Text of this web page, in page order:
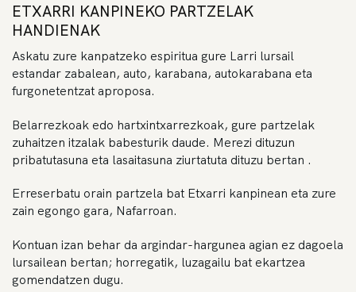
ETXARRI KANPINEKO PARTZELAK
HANDIENAK
Askatu zure kanpatzeko espiritua gure Larri lursail
estandar zabalean, auto, karabana, autokarabana eta
furgonetentzat aproposa.
Belarrezkoak edo hartxintxarrezkoak, gure partzelak
zuhaitzen itzalak babesturik daude. Merezi dituzun
pribatutasuna eta lasaitasuna ziurtatuta dituzu bertan .
Erreserbatu orain partzela bat Etxarri kanpinean eta zure
zain egongo gara, Nafarroan.
Kontuan izan behar da argindar-hargunea agian ez dagoela
lursailean bertan; horregatik, luzagailu bat ekartzea
gomendatzen dugu.